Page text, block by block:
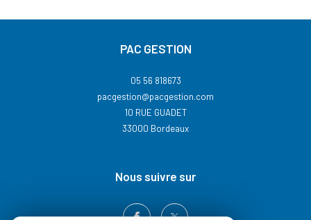
PAC GESTION
05 56 818673
pacgestion@pacgestion.com
10 RUE GUADET
33000
Bordeaux
nous suivre sur